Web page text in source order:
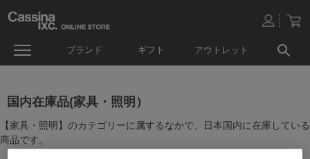
ブランド ギフト アウトレット
国内在庫品(家具・照明）
【家具・照明】のカテゴリーに属するなかで、日本国内に在庫している
商品です。